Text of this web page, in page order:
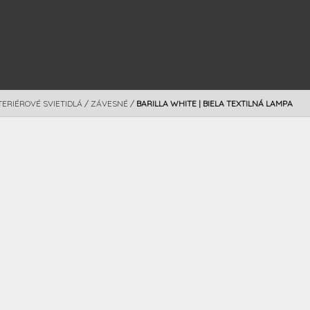
SVIETIDLÁ / ZÁVESNÉ / BARILLA WHITE | BIELA TEXTILNÁ LAMPA